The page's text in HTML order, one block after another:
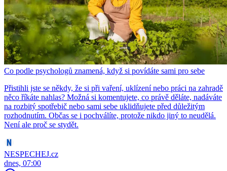
Co podle psychologů znamená, když si povídáte sami pro sebe
Přistihli jste se někdy, že si při vaření, uklízení nebo práci na zahradě
něco říkáte nahlas? Možná si komentujete, co právě děláte, nadáváte
na rozbitý spotřebič nebo sami sebe uklidňujete před důležitým
rozhodnutím. Občas se i pochválíte, protože nikdo jiný to neudělá.
Není ale proč se stydět.
NESPECHEJ.cz
dnes, 07:00